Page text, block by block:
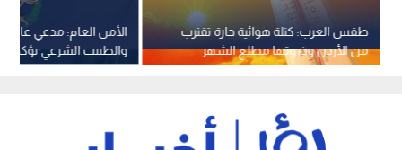
الأمن العام: مدعي عام
الشخص الذي ادعى
طقس العرب: كتلة هوائية حارة تقترب
من الأردن وذروتها مطلع الشهر
المقبل مع درجات حرارة تتجاوز